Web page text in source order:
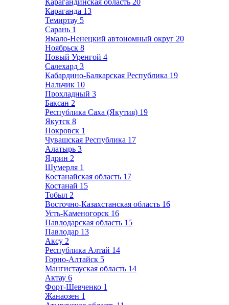
Карагандинская область 20
Караганда 13
Темиртау 5
Сарань 1
Ямало-Ненецкий автономный округ 20
Ноябрьск 8
Новый Уренгой 4
Салехард 3
Кабардино-Балкарская Республика 19
Нальчик 10
Прохладный 3
Баксан 2
Республика Саха (Якутия) 19
Якутск 8
Покровск 1
Чувашская Республика 17
Алатырь 3
Ядрин 2
Шумерля 1
Костанайская область 17
Костанай 15
Тобыл 2
Восточно-Казахстанская область 16
Усть-Каменогорск 16
Павлодарская область 15
Павлодар 13
Аксу 2
Республика Алтай 14
Горно-Алтайск 5
Мангистауская область 14
Актау 6
Форт-Шевченко 1
Жанаозен 1